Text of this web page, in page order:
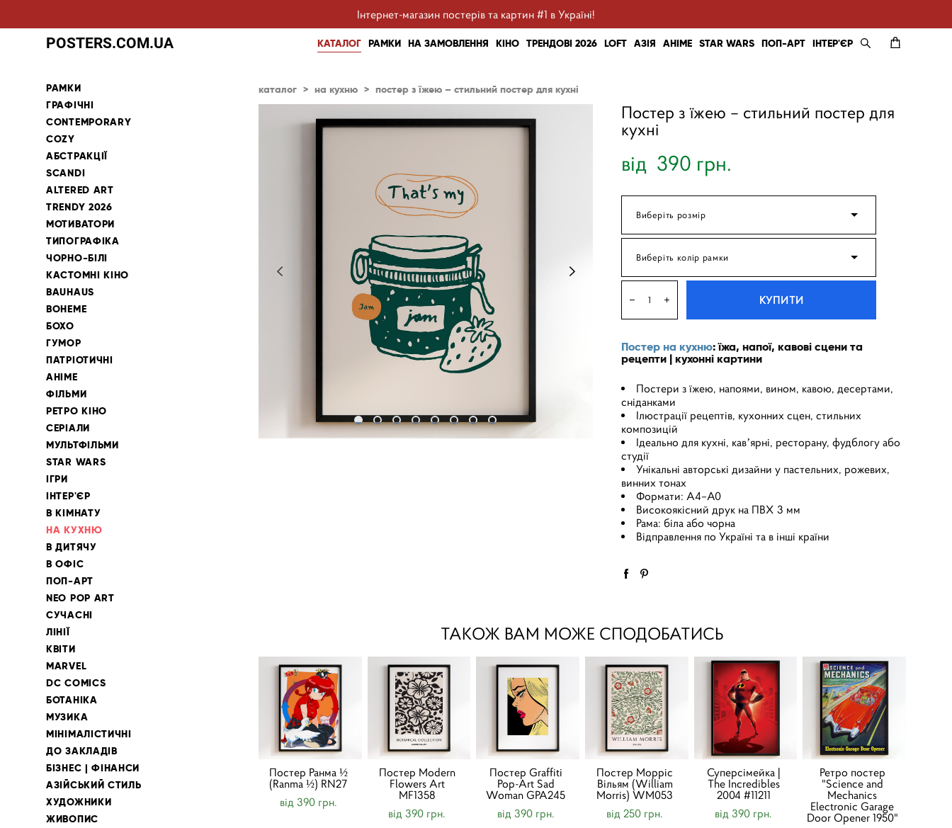
Інтернет-магазин постерів та картин #1 в Україні!
POSTERS.COM.UA КАТАЛОГ РАМКИ НА ЗАМОВЛЕННЯ КІНО ТРЕНДОВІ 2026 LOFT АЗІЯ АНІМЕ STAR WARS ПОП-АРТ ІНТЕР'ЄР
РАМКИ
ГРАФІЧНІ
CONTEMPORARY
COZY
АБСТРАКЦІЇ
SCANDI
ALTERED ART
TRENDY 2026
МОТИВАТОРИ
ТИПОГРАФІКА
ЧОРНО-БІЛІ
КАСТОМНІ КІНО
BAUHAUS
BOHEME
БОХО
ГУМОР
ПАТРІОТИЧНІ
АНІМЕ
ФІЛЬМИ
РЕТРО КІНО
СЕРІАЛИ
МУЛЬТФІЛЬМИ
STAR WARS
ІГРИ
ІНТЕР'ЄР
В КІМНАТУ
НА КУХНЮ
В ДИТЯЧУ
В ОФІС
ПОП-АРТ
NEO POP ART
СУЧАСНІ
ЛІНІЇ
КВІТИ
MARVEL
DC COMICS
БОТАНІКА
МУЗИКА
МІНІМАЛІСТИЧНІ
ДО ЗАКЛАДІВ
БІЗНЕС | ФІНАНСИ
АЗІЙСЬКИЙ СТИЛЬ
ХУДОЖНИКИ
ЖИВОПИС
каталог > на кухню > постер з їжею – стильний постер для кухні
Постер з їжею – стильний постер для
кухні
від 390 грн.
Виберіть розмір
Виберіть колір рамки
КУПИТИ
Постер на кухню: їжа, напої, кавові сцени та
рецепти | кухонні картини
Постери з їжею, напоями, вином, кавою, десертами,
сніданками
Ілюстрації рецептів, кухонних сцен, стильних
композицій
Ідеально для кухні, кавʼярні, ресторану, фудблогу або
студії
Унікальні авторські дизайни у пастельних, рожевих,
винних тонах
Формати: A4–A0
Високоякісний друк на ПВХ 3 мм
Рама: біла або чорна
Відправлення по Україні та в інші країни
ТАКОЖ ВАМ МОЖЕ СПОДОБАТИСЬ
Постер Ранма ½
(Ranma ½) RN27
від 390 грн.
Постер Modern
Flowers Art
MF1358
від 390 грн.
Постер Graffiti
Pop-Art Sad
Woman GPA245
від 390 грн.
Постер Морріс
Вільям (William
Morris) WM053
від 250 грн.
Суперсімейка |
The Incredibles
2004 #11211
від 390 грн.
Ретро постер
"Science and
Mechanics
Electronic Garage
Door Opener 1950"